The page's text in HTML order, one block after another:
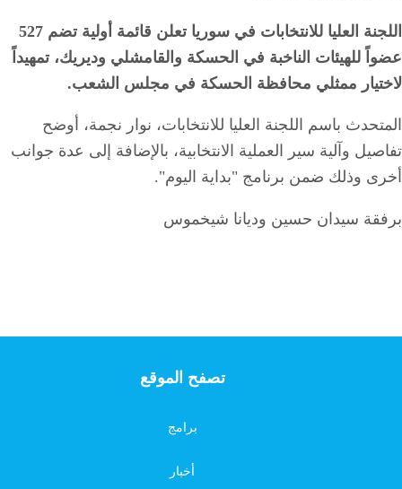
اللجنة العليا للانتخابات في سوريا تعلن قائمة أولية تضم 527
عضواً للهيئات الناخبة في الحسكة والقامشلي وديريك، تمهيداً
لاختيار ممثلي محافظة الحسكة في مجلس الشعب.
المتحدث باسم اللجنة العليا للانتخابات، نوار نجمة، أوضح
تفاصيل وآلية سير العملية الانتخابية، بالإضافة إلى عدة جوانب
أخرى وذلك ضمن برنامج "بداية اليوم".
برفقة سيدان حسين وديانا شيخموس
تصفح الموقع
برامج
أخبار